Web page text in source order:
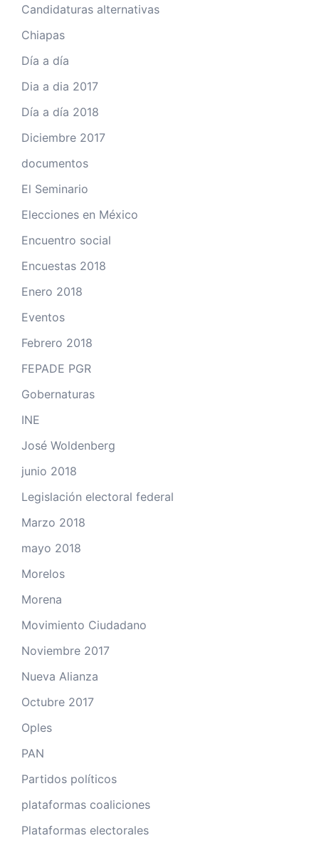
Candidaturas alternativas
Chiapas
Día a día
Dia a dia 2017
Día a día 2018
Diciembre 2017
documentos
El Seminario
Elecciones en México
Encuentro social
Encuestas 2018
Enero 2018
Eventos
Febrero 2018
FEPADE PGR
Gobernaturas
INE
José Woldenberg
junio 2018
Legislación electoral federal
Marzo 2018
mayo 2018
Morelos
Morena
Movimiento Ciudadano
Noviembre 2017
Nueva Alianza
Octubre 2017
Oples
PAN
Partidos políticos
plataformas coaliciones
Plataformas electorales